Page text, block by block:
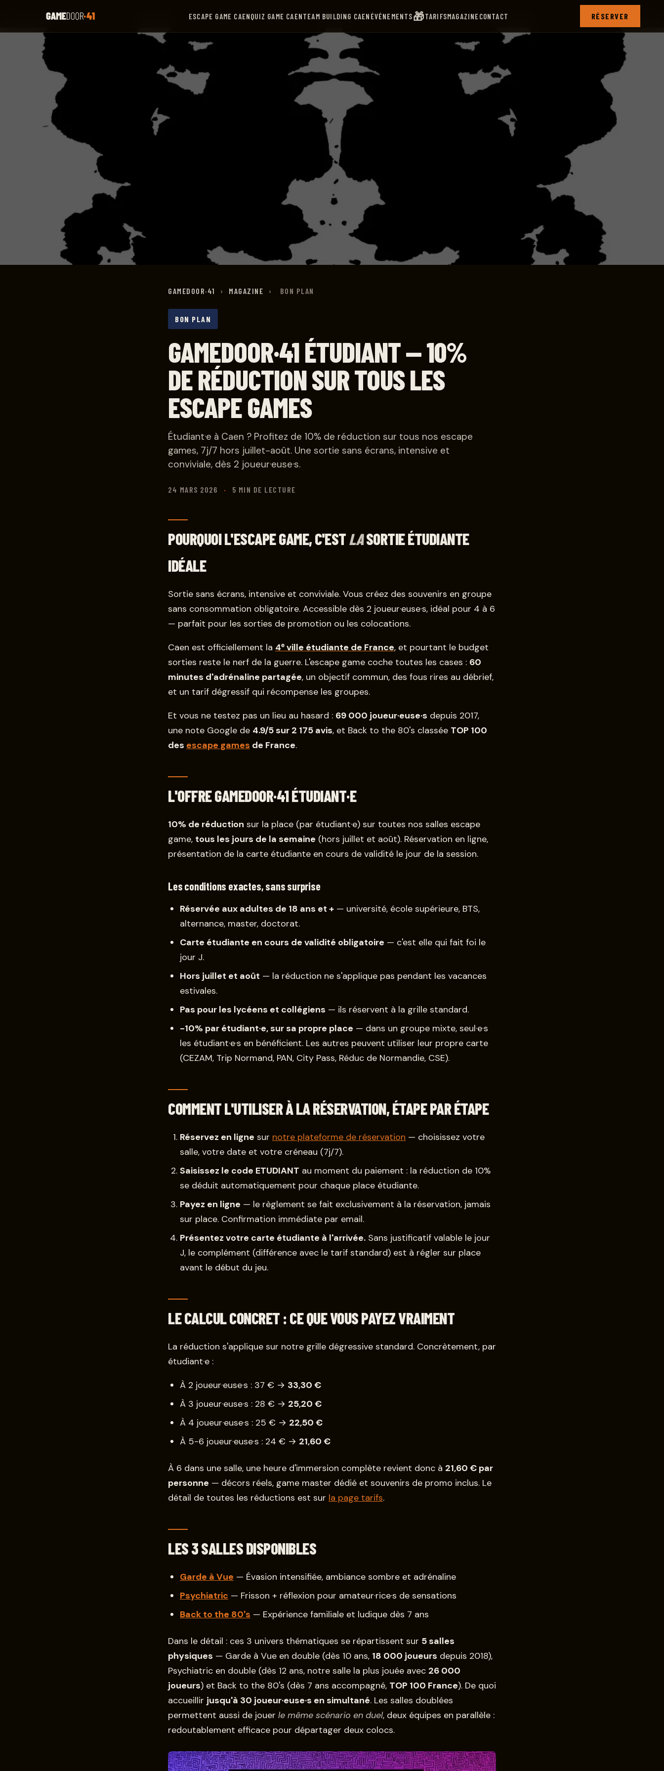
ESCAPE GAME CAENQUIZ GAME CAENTEAM BUILDING CAEN ÉVÉNEMENTS🎁TARIFSMAGAZINECONTACT RÉSERVER
GAMEDOOR·41 › MAGAZINE › BON PLAN
BON PLAN
GAMEDOOR·41 ÉTUDIANT — 10%
DE RÉDUCTION SUR TOUS LES
ESCAPE GAMES
Étudiant·e à Caen ? Profitez de 10% de réduction sur tous nos escape
games, 7j/7 hors juillet-août. Une sortie sans écrans, intensive et
conviviale, dès 2 joueur·euse·s.
24 MARS 2026 · 5 MIN DE LECTURE
POURQUOI L'ESCAPE GAME, C'ESTLASORTIE ÉTUDIANTE
IDÉALE
Sortie sans écrans, intensive et conviviale. Vous créez des souvenirs en groupe
sans consommation obligatoire. Accessible dès 2 joueur·euse·s, idéal pour 4 à 6
— parfait pour les sorties de promotion ou les colocations.
Caen est officiellement la 4ᵉ ville étudiante de France, et pourtant le budget
sorties reste le nerf de la guerre. L'escape game coche toutes les cases : 60
minutes d'adrénaline partagée, un objectif commun, des fous rires au débrief,
et un tarif dégressif qui récompense les groupes.
Et vous ne testez pas un lieu au hasard : 69 000 joueur·euse·s depuis 2017,
une note Google de 4.9/5 sur 2 175 avis, et Back to the 80's classée TOP 100
des escape games de France.
L'OFFRE GAMEDOOR·41 ÉTUDIANT·E
10% de réduction sur la place (par étudiant·e) sur toutes nos salles escape
game, tous les jours de la semaine (hors juillet et août). Réservation en ligne,
présentation de la carte étudiante en cours de validité le jour de la session.
Les conditions exactes, sans surprise
Réservée aux adultes de 18 ans et + — université, école supérieure, BTS,
alternance, master, doctorat.
Carte étudiante en cours de validité obligatoire — c'est elle qui fait foi le
jour J.
Hors juillet et août — la réduction ne s'applique pas pendant les vacances
estivales.
Pas pour les lycéens et collégiens — ils réservent à la grille standard.
-10% par étudiant·e, sur sa propre place — dans un groupe mixte, seul·e·s
les étudiant·e·s en bénéficient. Les autres peuvent utiliser leur propre carte
(CEZAM, Trip Normand, PAN, City Pass, Réduc de Normandie, CSE).
COMMENT L'UTILISER À LA RÉSERVATION, ÉTAPE PAR ÉTAPE
Réservez en ligne sur notre plateforme de réservation — choisissez votre
salle, votre date et votre créneau (7j/7).
Saisissez le code ETUDIANT au moment du paiement : la réduction de 10%
se déduit automatiquement pour chaque place étudiante.
Payez en ligne — le règlement se fait exclusivement à la réservation, jamais
sur place. Confirmation immédiate par email.
Présentez votre carte étudiante à l'arrivée. Sans justificatif valable le jour
J, le complément (différence avec le tarif standard) est à régler sur place
avant le début du jeu.
LE CALCUL CONCRET : CE QUE VOUS PAYEZ VRAIMENT
La réduction s'applique sur notre grille dégressive standard. Concrètement, par
étudiant·e :
À 2 joueur·euse·s : 37 € → 33,30 €
À 3 joueur·euse·s : 28 € → 25,20 €
À 4 joueur·euse·s : 25 € → 22,50 €
À 5-6 joueur·euse·s : 24 € → 21,60 €
À 6 dans une salle, une heure d'immersion complète revient donc à 21,60 € par
personne — décors réels, game master dédié et souvenirs de promo inclus. Le
détail de toutes les réductions est sur la page tarifs.
LES 3 SALLES DISPONIBLES
Garde à Vue — Évasion intensifiée, ambiance sombre et adrénaline
Psychiatric — Frisson + réflexion pour amateur·rice·s de sensations
Back to the 80's — Expérience familiale et ludique dès 7 ans
Dans le détail : ces 3 univers thématiques se répartissent sur 5 salles
physiques — Garde à Vue en double (dès 10 ans, 18 000 joueurs depuis 2018),
Psychiatric en double (dès 12 ans, notre salle la plus jouée avec 26 000
joueurs) et Back to the 80's (dès 7 ans accompagné, TOP 100 France). De quoi
accueillir jusqu'à 30 joueur·euse·s en simultané. Les salles doublées
permettent aussi de jouer le même scénario en duel, deux équipes en parallèle :
redoutablement efficace pour départager deux colocs.